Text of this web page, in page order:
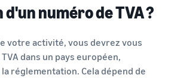
numéro de TVA ?
votre activité, vous devrez vous
dans un pays européen,
réglementation. Cela dépend de